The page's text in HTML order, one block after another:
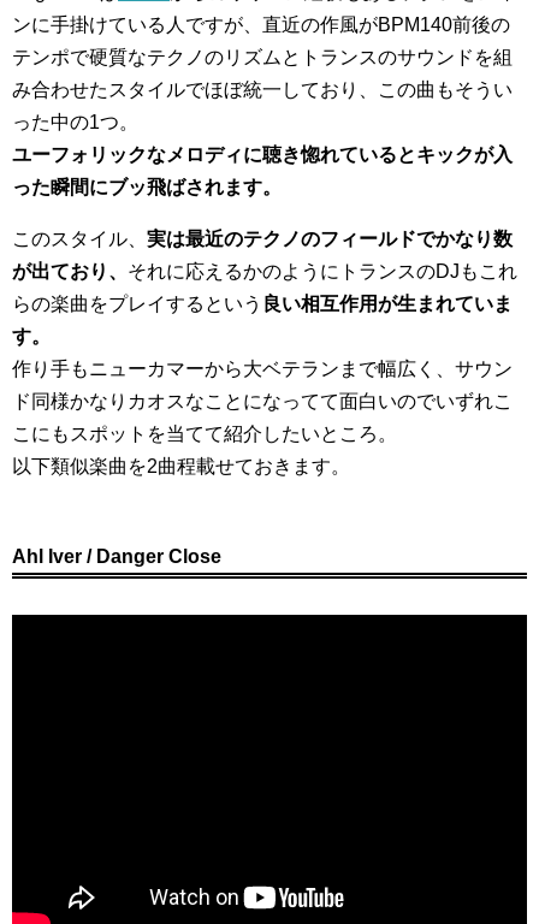
ンに手掛けている人ですが、直近の作風がBPM140前後の
テンポで硬質なテクノのリズムとトランスのサウンドを組
み合わせたスタイルでほぼ統一しており、この曲もそうい
った中の1つ。
ユーフォリックなメロディに聴き惚れているとキックが入
った瞬間にブッ飛ばされます。
このスタイル、 実は最近のテクノのフィールドでかなり数
が出ており、 それに応えるかのようにトランスのDJもこれ
らの楽曲をプレイするという 良い相互作用が生まれていま
す。
作り手もニューカマーから大ベテランまで幅広く、サウン
ド同様かなりカオスなことになってて面白いのでいずれこ
こにもスポットを当てて紹介したいところ。
以下類似楽曲を2曲程載せておきます。
Ahl Iver / Danger Close